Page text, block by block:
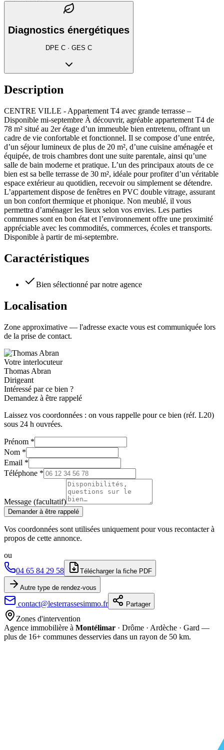
Diagnostics énergétiques
DPE C · GES C
Description
CENTRE VILLE - Appartement T4 avec grande terrasse –
Disponible mi-septembre À découvrir, agréable appartement T4 de
78 m² situé au 2er étage d’un immeuble bien entretenu, offrant un
cadre de vie confortable et fonctionnel. Il se compose d’une entrée,
d’un séjour lumineux de plus de 20 m², d’une cuisine aménagée et
équipée, de trois chambres dont une suite parentale, ainsi qu’une
salle de bain moderne et pratique. L’un des principaux atouts de ce
bien est sa belle terrasse de 30 m², idéale pour profiter d’un véritable
espace extérieur au quotidien, recevoir ou simplement se détendre.
L’appartement dispose de fenêtres en PVC double vitrage, assurant
un bon confort thermique et phonique. Non meublé, il vous
permettra d’aménager les lieux selon vos envies. Les parties
communes sont en bon état et l’environnement offre une proximité
appréciable avec les commodités, commerces, écoles et transports.
Disponible à partir de mi-septembre.
Caractéristiques
Bien sélectionné par notre agence
Localisation
Zone approximative — l'adresse exacte vous est communiquée lors
de la prise de contact.
Votre interlocuteur
Thomas Abran
Dirigeant
Intéressé par ce bien ?
Demandez à être rappelé
Laissez vos coordonnées : on vous rappelle pour ce bien (réf. L20)
sous 24 h ouvrées.
Prénom *
Nom *
Email *
Téléphone *
Message (facultatif)
Demander à être rappelé
Vos coordonnées sont utilisées uniquement pour vous recontacter à
propos de cette annonce.
ou
04 65 84 29 58
Télécharger la fiche PDF
Autre type de rendez-vous
contact@lesterrassesimmo.fr Partager
Zones d'intervention
Agence immobilière à Montélimar · Drôme · Ardèche · Gard —
plus de 16+ communes desservies dans un rayon de 50 km.